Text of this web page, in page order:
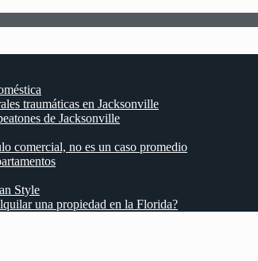
traumáticas en Jacksonville
de Jacksonville
comercial, no es un caso promedio
Style
una propiedad en la Florida?